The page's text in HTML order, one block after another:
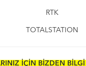
RTK
TOTALSTATION
İÇİN BİZDEN